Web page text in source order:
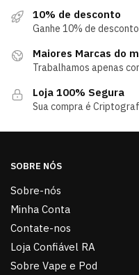
10% de desconto
Ganhe 10% de
Maiores Marcas do
Trabalhamos apenas
Loja 100% Segura
Sua compra é
SOBRE NÓS
Sobre-nós
Minha Conta
Contate-nos
Loja Confiável RA
Sobre Vape e Pod